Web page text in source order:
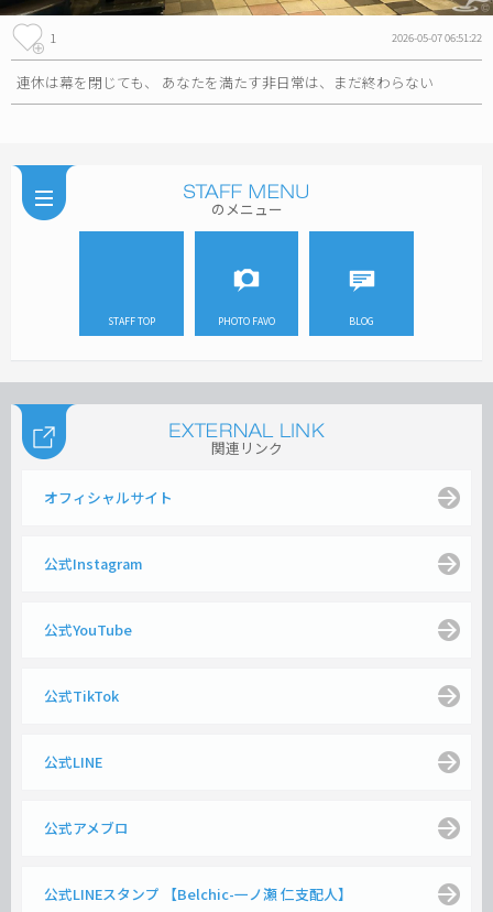
1 2026-05-07 06:51:22
連休は幕を閉じても、 あなたを満たす非日常は、まだ終わらない
のメニュー
STAFF TOP PHOTO FAVO BLOG
関連リンク
オフィシャルサイト
公式Instagram
公式YouTube
公式TikTok
公式LINE
公式アメブロ
公式LINEスタンプ 【Belchic-一ノ瀬 仁支配人】